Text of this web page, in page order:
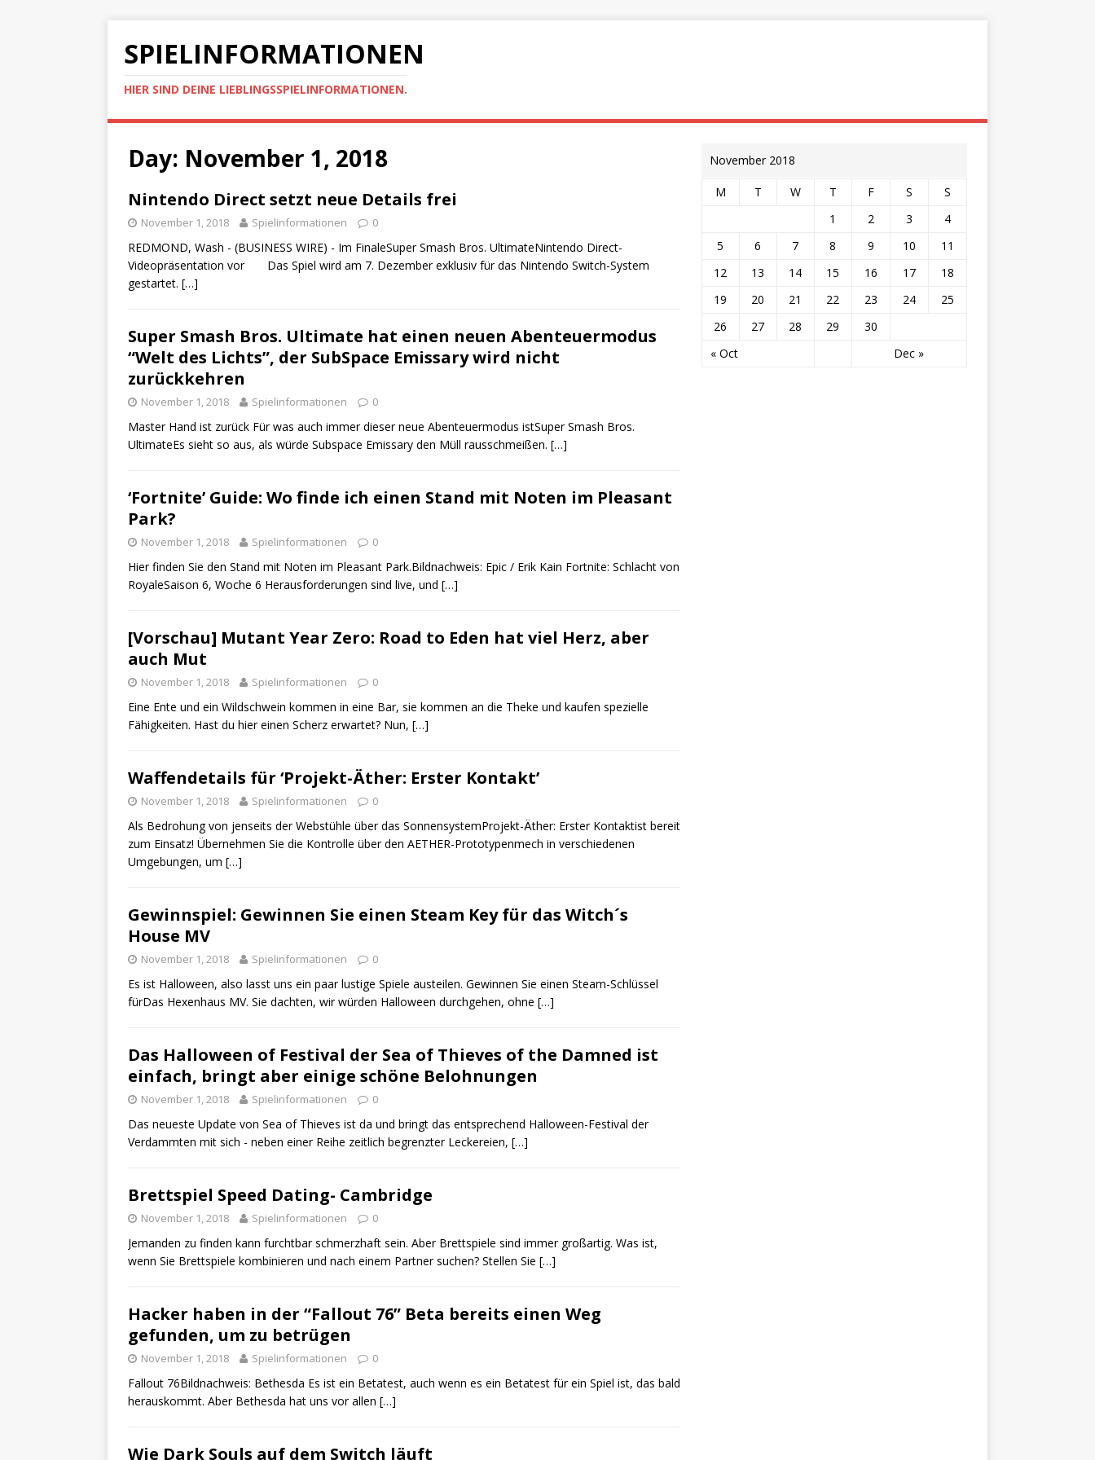
SPIELINFORMATIONEN
HIER SIND DEINE LIEBLINGSSPIELINFORMATIONEN.
Day: November 1, 2018
Nintendo Direct setzt neue Details frei
November 1, 2018 Spielinformationen 0
REDMOND, Wash - (BUSINESS WIRE) - Im FinaleSuper Smash Bros. UltimateNintendo Direct-
Videopräsentation vor Das Spiel wird am 7. Dezember exklusiv für das Nintendo Switch-System
gestartet. […]
Super Smash Bros. Ultimate hat einen neuen Abenteuermodus
“Welt des Lichts”, der SubSpace Emissary wird nicht
zurückkehren
November 1, 2018 Spielinformationen 0
Master Hand ist zurück Für was auch immer dieser neue Abenteuermodus istSuper Smash Bros.
UltimateEs sieht so aus, als würde Subspace Emissary den Müll rausschmeißen. […]
‘Fortnite’ Guide: Wo finde ich einen Stand mit Noten im Pleasant
Park?
November 1, 2018 Spielinformationen 0
Hier finden Sie den Stand mit Noten im Pleasant Park.Bildnachweis: Epic / Erik Kain Fortnite: Schlacht von
RoyaleSaison 6, Woche 6 Herausforderungen sind live, und […]
[Vorschau] Mutant Year Zero: Road to Eden hat viel Herz, aber
auch Mut
November 1, 2018 Spielinformationen 0
Eine Ente und ein Wildschwein kommen in eine Bar, sie kommen an die Theke und kaufen spezielle
Fähigkeiten. Hast du hier einen Scherz erwartet? Nun, […]
Waffendetails für ‘Projekt-Äther: Erster Kontakt’
November 1, 2018 Spielinformationen 0
Als Bedrohung von jenseits der Webstühle über das SonnensystemProjekt-Äther: Erster Kontaktist bereit
zum Einsatz! Übernehmen Sie die Kontrolle über den AETHER-Prototypenmech in verschiedenen
Umgebungen, um […]
Gewinnspiel: Gewinnen Sie einen Steam Key für das Witch´s
House MV
November 1, 2018 Spielinformationen 0
Es ist Halloween, also lasst uns ein paar lustige Spiele austeilen. Gewinnen Sie einen Steam-Schlüssel
fürDas Hexenhaus MV. Sie dachten, wir würden Halloween durchgehen, ohne […]
Das Halloween of Festival der Sea of ​​Thieves of the Damned ist
einfach, bringt aber einige schöne Belohnungen
November 1, 2018 Spielinformationen 0
Das neueste Update von Sea of ​​Thieves ist da und bringt das entsprechend Halloween-Festival der
Verdammten mit sich - neben einer Reihe zeitlich begrenzter Leckereien, […]
Brettspiel Speed ​​Dating- Cambridge
November 1, 2018 Spielinformationen 0
Jemanden zu finden kann furchtbar schmerzhaft sein. Aber Brettspiele sind immer großartig. Was ist,
wenn Sie Brettspiele kombinieren und nach einem Partner suchen? Stellen Sie […]
Hacker haben in der “Fallout 76” Beta bereits einen Weg
gefunden, um zu betrügen
November 1, 2018 Spielinformationen 0
Fallout 76Bildnachweis: Bethesda Es ist ein Betatest, auch wenn es ein Betatest für ein Spiel ist, das bald
herauskommt. Aber Bethesda hat uns vor allen […]
Wie Dark Souls auf dem Switch läuft
November 2018
M T W T F S S
« Oct Dec »
1 2 3
4
5
6 7 8 9 10
11
12
13 14 15 16 17
18
19
20 21 22 23 24
25
26
27 28 29 30